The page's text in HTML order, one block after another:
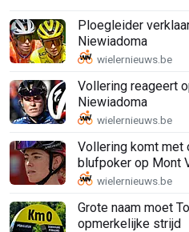
Ploegleider
Niewiadoma
Vollering reageert
Niewiadoma
Vollering komt met
blufpoker op Mont
Grote naam moet
opmerkelijke strijd